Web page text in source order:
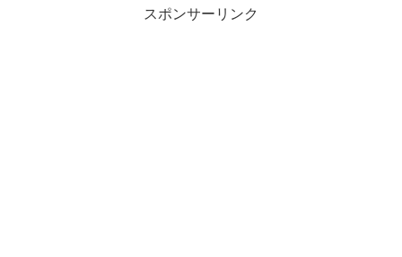
スポンサーリンク